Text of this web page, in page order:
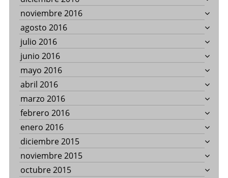
noviembre 2016
agosto 2016
julio 2016
junio 2016
mayo 2016
abril 2016
marzo 2016
febrero 2016
enero 2016
diciembre 2015
noviembre 2015
octubre 2015